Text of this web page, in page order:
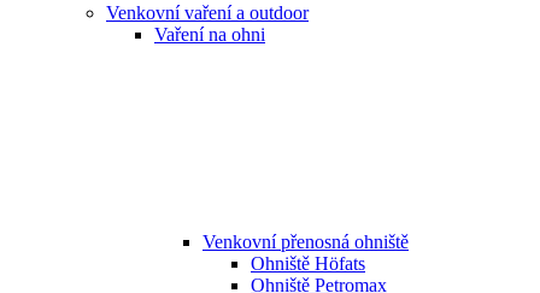
Venkovní vaření a outdoor
Vaření na ohni
Venkovní přenosná ohniště
Ohniště Höfats
Ohniště Petromax